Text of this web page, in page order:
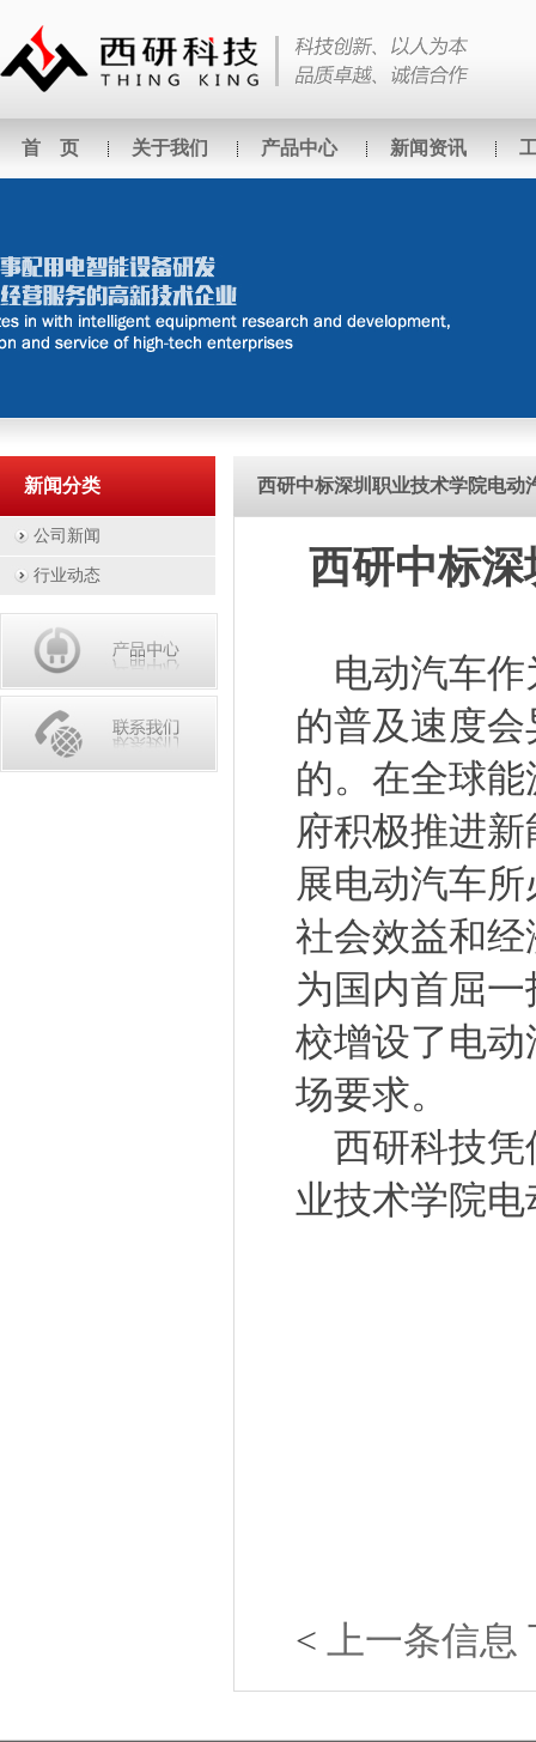
首 页 关于我们 产品中心 新闻资讯
新闻分类
公司新闻
行业动态
西研中标深圳职业技术学院电动
西研中标
电动汽车作
的普及速度
的。在全球
府积极推进
展电动汽车
社会效益和
为国内首屈一
校增设了电
场要求。
西研科技凭
业技术学院
< 上一条信息